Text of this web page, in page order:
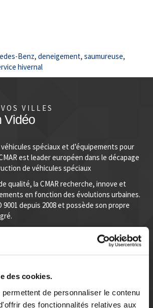
des cookies.
de personnaliser le contenu
des fonctionnalités relatives aux
Benz, deneigement, saumureuse,
hivernal
VILLES
Vidéo
spéciaux et d’équipements pour
est leader européen dans le décapage
de véhicules spéciaux
qualité, la CMAR recherche, innove et
en fonction des évolutions urbaines.
9001 depuis 2008 et possède son propre